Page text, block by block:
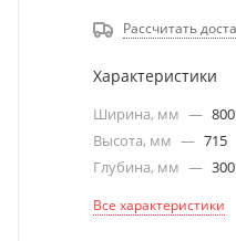
Рассчитать
Характеристики
Ширина, мм — 800
Высота, мм — 715
Глубина, мм — 300
Все характеристики